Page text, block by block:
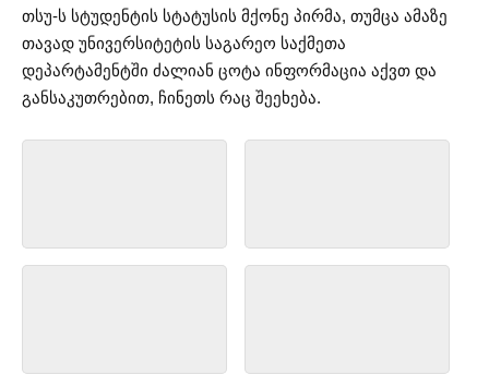
თსუ-ს სტუდენტის სტატუსის მქონე პირმა, თუმცა ამაზე
თავად უნივერსიტეტის საგარეო საქმეთა
დეპარტამენტში ძალიან ცოტა ინფორმაცია აქვთ და
განსაკუთრებით, ჩინეთს რაც შეეხება.